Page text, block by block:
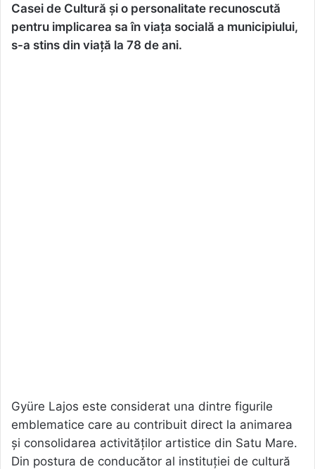
Casei de Cultură și o personalitate recunoscută
pentru implicarea sa în viața socială a municipiului,
s-a stins din viață la 78 de ani.
Gyüre Lajos este considerat una dintre figurile
emblematice care au contribuit direct la animarea
și consolidarea activităților artistice din Satu Mare.
Din postura de conducător al instituției de cultură